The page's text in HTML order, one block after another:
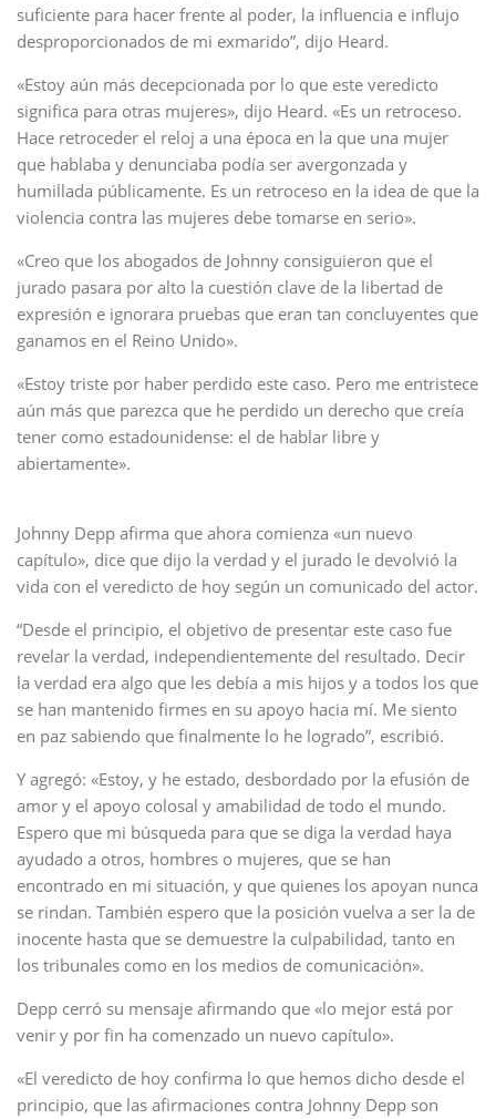
suficiente para hacer frente al poder, la influencia e influjo
desproporcionados de mi exmarido”, dijo Heard.
«Estoy aún más decepcionada por lo que este veredicto
significa para otras mujeres», dijo Heard. «Es un retroceso.
Hace retroceder el reloj a una época en la que una mujer
que hablaba y denunciaba podía ser avergonzada y
humillada públicamente. Es un retroceso en la idea de que la
violencia contra las mujeres debe tomarse en serio».
«Creo que los abogados de Johnny consiguieron que el
jurado pasara por alto la cuestión clave de la libertad de
expresión e ignorara pruebas que eran tan concluyentes que
ganamos en el Reino Unido».
«Estoy triste por haber perdido este caso. Pero me entristece
aún más que parezca que he perdido un derecho que creía
tener como estadounidense: el de hablar libre y
abiertamente».
Johnny Depp afirma que ahora comienza «un nuevo
capítulo», dice que dijo la verdad y el jurado le devolvió la
vida con el veredicto de hoy según un comunicado del actor.
“Desde el principio, el objetivo de presentar este caso fue
revelar la verdad, independientemente del resultado. Decir
la verdad era algo que les debía a mis hijos y a todos los que
se han mantenido firmes en su apoyo hacia mí. Me siento
en paz sabiendo que finalmente lo he logrado”, escribió.
Y agregó: «Estoy, y he estado, desbordado por la efusión de
amor y el apoyo colosal y amabilidad de todo el mundo.
Espero que mi búsqueda para que se diga la verdad haya
ayudado a otros, hombres o mujeres, que se han
encontrado en mi situación, y que quienes los apoyan nunca
se rindan. También espero que la posición vuelva a ser la de
inocente hasta que se demuestre la culpabilidad, tanto en
los tribunales como en los medios de comunicación».
Depp cerró su mensaje afirmando que «lo mejor está por
venir y por fin ha comenzado un nuevo capítulo».
«El veredicto de hoy confirma lo que hemos dicho desde el
principio, que las afirmaciones contra Johnny Depp son